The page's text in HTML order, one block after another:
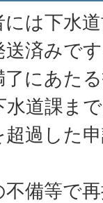
には下水
済みです
了にあた
水道課ま
超過した
不備等で